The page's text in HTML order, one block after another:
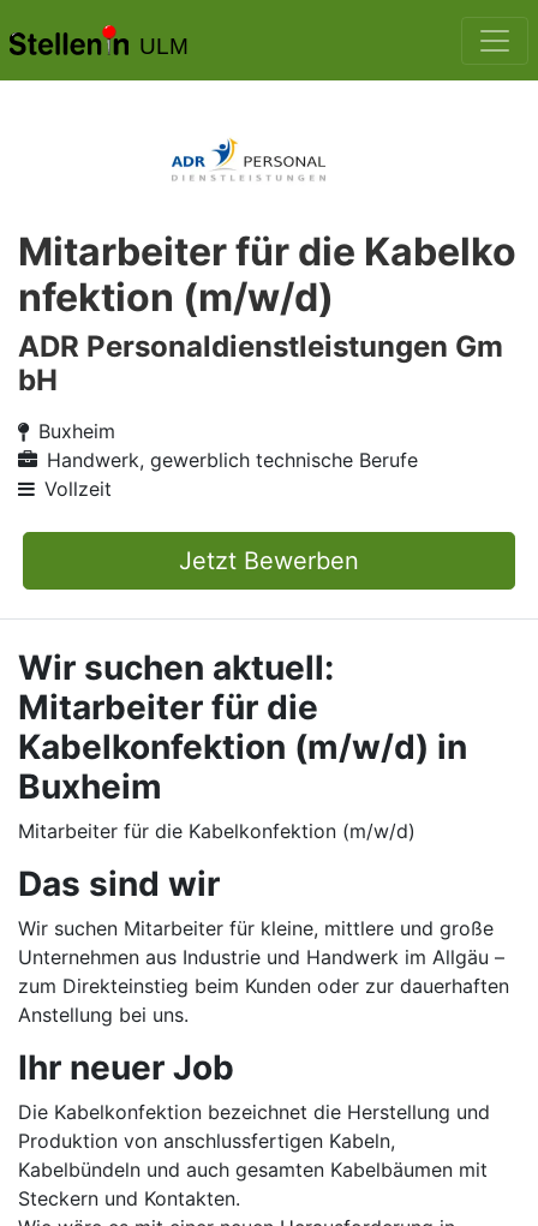
ULM
Mitarbeiter für die Kabelko
nfektion (m/w/d)
ADR Personaldienstleistungen Gm
bH
Buxheim
Handwerk, gewerblich technische Berufe
Vollzeit
Jetzt Bewerben
Wir suchen aktuell:
Mitarbeiter für die
Kabelkonfektion (m/w/d) in
Buxheim
Mitarbeiter für die Kabelkonfektion (m/w/d)
Das sind wir
Wir suchen Mitarbeiter für kleine, mittlere und große
Unternehmen aus Industrie und Handwerk im Allgäu –
zum Direkteinstieg beim Kunden oder zur dauerhaften
Anstellung bei uns.
Ihr neuer Job
Die Kabelkonfektion bezeichnet die Herstellung und
Produktion von anschlussfertigen Kabeln,
Kabelbündeln und auch gesamten Kabelbäumen mit
Steckern und Kontakten.